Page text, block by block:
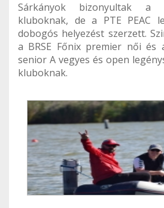
Sárkányok bizonyultak a
kluboknak, de a PTE PEAC
dobogós helyezést szerzett.
a BRSE Főnix premier női és
senior A vegyes és open
kluboknak.